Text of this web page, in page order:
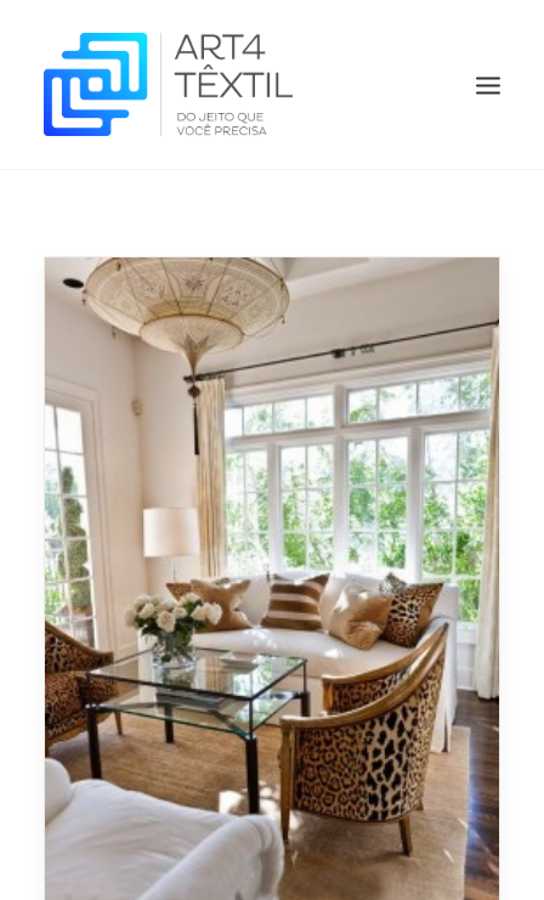
QUEM SOMOS
PRODUTOS
O QUE FAZEMOS
CONTATO
BLOG